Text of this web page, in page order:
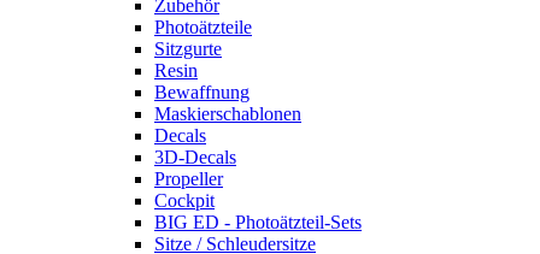
Zubehör
Photoätzteile
Sitzgurte
Resin
Bewaffnung
Maskierschablonen
Decals
3D-Decals
Propeller
Cockpit
BIG ED - Photoätzteil-Sets
Sitze / Schleudersitze